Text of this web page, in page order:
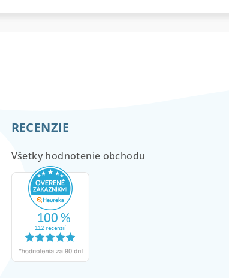
RECENZIE
Všetky hodnotenie obchodu